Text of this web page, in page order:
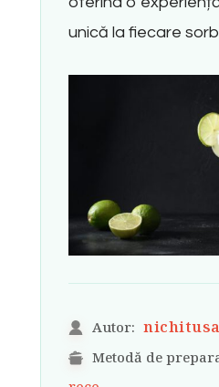
unică la fiecare
Autor: nichitusa
Metodă de